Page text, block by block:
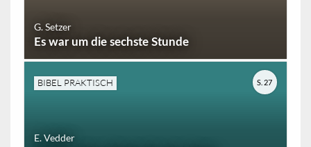
G. Setzer
Es war um die sechste Stunde
BIBEL PRAKTISCH
E. Vedder
S. 27